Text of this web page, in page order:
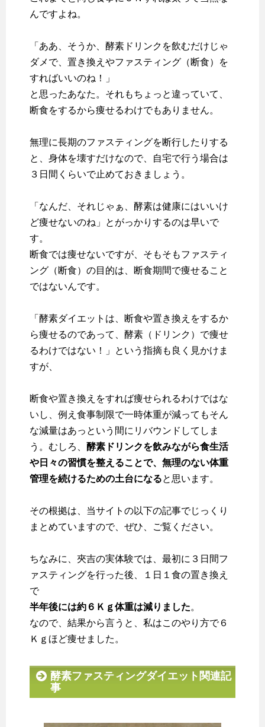
んですよね。
「ああ、そうか、酵素ドリンクを飲むだけじゃ
ダメで、置き換えやファスティング（断食）を
すればいいのね！」
と思ったあなた。それもちょっと違っていて、
断食をするから痩せるわけでもありません。
無理に長期のファスティングを断行したりする
と、身体を壊すだけなので、自宅で行う場合は
３日間くらいで止めておきましょう。
「なんだ、それじゃぁ、酵素は健康にはいいけ
ど痩せないのね」とがっかりするのは早いで
す。
断食では痩せないですが、そもそもファスティ
ング（断食）の目的は、断食期間で痩せること
ではないんです。
「酵素ダイエットは、断食や置き換えをするか
ら痩せるのであって、酵素（ドリンク）で痩せ
るわけではない！」という指摘も良く見かけま
すが、
断食や置き換えをすれば痩せられるわけではな
いし、例え食事制限で一時体重が減ってもそん
な減量はあっという間にリバウンドしてしま
う。むしろ、 酵素ドリンクを飲みながら食生活
や日々の習慣を整えることで、無理のない体重
管理を続けるための土台になると思います。
その根拠は、当サイトの以下の記事でじっくり
まとめていますので、ぜひ、ご覧ください。
ちなみに、夾吉の実体験では、最初に３日間フ
ァスティングを行った後、１日１食の置き換え
で
半年後には約６Ｋｇ体重は減りました。
なので、結果から言うと、私はこのやり方で６
Ｋｇほど痩せました。
酵素ファスティングダイエット関連記
事